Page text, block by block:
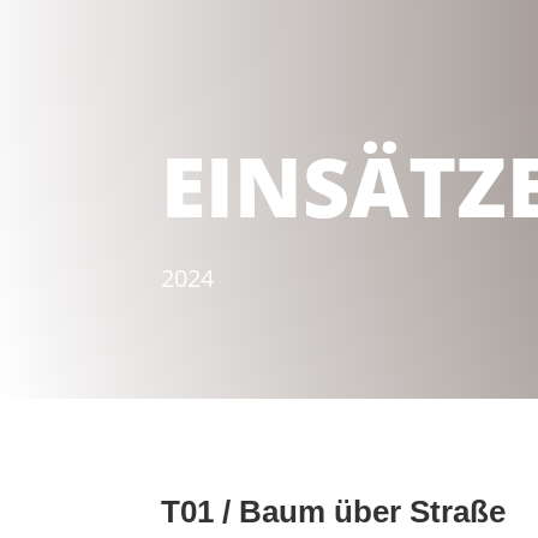
2024
T01 / Baum über Straße